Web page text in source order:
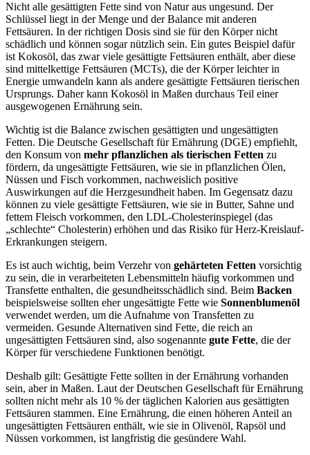
Nicht alle gesättigten Fette sind von Natur aus ungesund. Der
Schlüssel liegt in der Menge und der Balance mit anderen
Fettsäuren. In der richtigen Dosis sind sie für den Körper nicht
schädlich und können sogar nützlich sein. Ein gutes Beispiel dafür
ist Kokosöl, das zwar viele gesättigte Fettsäuren enthält, aber diese
sind mittelkettige Fettsäuren (MCTs), die der Körper leichter in
Energie umwandeln kann als andere gesättigte Fettsäuren tierischen
Ursprungs. Daher kann Kokosöl in Maßen durchaus Teil einer
ausgewogenen Ernährung sein.
Wichtig ist die Balance zwischen gesättigten und ungesättigten
Fetten. Die Deutsche Gesellschaft für Ernährung (DGE) empfiehlt,
den Konsum von mehr pflanzlichen als tierischen Fetten zu
fördern, da ungesättigte Fettsäuren, wie sie in pflanzlichen Ölen,
Nüssen und Fisch vorkommen, nachweislich positive
Auswirkungen auf die Herzgesundheit haben. Im Gegensatz dazu
können zu viele gesättigte Fettsäuren, wie sie in Butter, Sahne und
fettem Fleisch vorkommen, den LDL-Cholesterinspiegel (das
„schlechte“ Cholesterin) erhöhen und das Risiko für Herz-Kreislauf-
Erkrankungen steigern.
Es ist auch wichtig, beim Verzehr von gehärteten Fetten vorsichtig
zu sein, die in verarbeiteten Lebensmitteln häufig vorkommen und
Transfette enthalten, die gesundheitsschädlich sind. Beim Backen
beispielsweise sollten eher ungesättigte Fette wie Sonnenblumenöl
verwendet werden, um die Aufnahme von Transfetten zu
vermeiden. Gesunde Alternativen sind Fette, die reich an
ungesättigten Fettsäuren sind, also sogenannte gute Fette, die der
Körper für verschiedene Funktionen benötigt.
Deshalb gilt: Gesättigte Fette sollten in der Ernährung vorhanden
sein, aber in Maßen. Laut der Deutschen Gesellschaft für Ernährung
sollten nicht mehr als 10 % der täglichen Kalorien aus gesättigten
Fettsäuren stammen. Eine Ernährung, die einen höheren Anteil an
ungesättigten Fettsäuren enthält, wie sie in Olivenöl, Rapsöl und
Nüssen vorkommen, ist langfristig die gesündere Wahl.